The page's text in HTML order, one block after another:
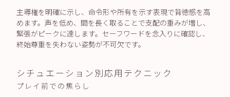
主導権を明確に示し、命令形や所有を示す表現で背徳感を高
めます。声を低め、間を長く取ることで支配の重みが増し、
緊張がピークに達します。セーフワードを念入りに確認し、
終始尊重を失わない姿勢が不可欠です。
シチュエーション別応用テクニック
プレイ前での焦らし